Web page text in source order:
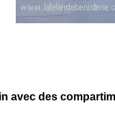
avec des